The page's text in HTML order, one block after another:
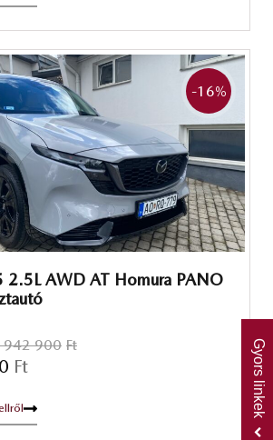
Gyors linkek
-16%
2.5L AWD AT Homura PANO
942 900 Ft
Ft